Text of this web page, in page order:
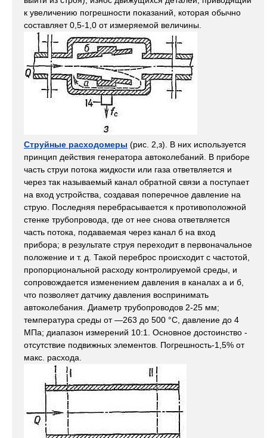
к увеличению погрешности показаний, которая обычно
составляет 0,5-1,0 от измеряемой величины.
Струйные расходомеры (рис. 2,з). В них используется
принцип действия генератора автоколебаний. В приборе
часть струи потока жидкости или газа ответвляется и
через так называемый канал обратной связи а поступает
на вход устройства, создавая поперечное давление на
струю. Последняя перебрасывается к противоположной
стенке трубопровода, где от нее снова ответвляется
часть потока, подаваемая через канал б на вход
прибора; в результате струя переходит в первоначальное
положение и т. д. Такой переброс происходит с частотой,
пропорциональной расходу контролируемой среды, и
сопровождается изменением давления в каналах а и б,
что позволяет датчику давления воспринимать
автоколебания. Диаметр трубопроводов 2-25 мм;
температура среды от —263 до 500 °С, давление до 4
МПа; диапазон измерений 10:1. Основное достоинство -
отсутствие подвижных элементов. Погрешность-1,5% от
макс. расхода.